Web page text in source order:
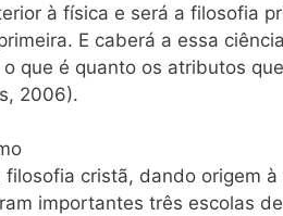
à física e será a filosofia
E caberá a essa ciência
que é quanto os atributos
2006).
cristã, dando origem
importantes três escolas de